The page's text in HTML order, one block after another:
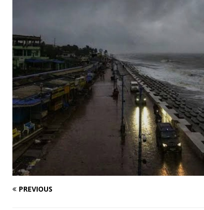
PREVIOUS